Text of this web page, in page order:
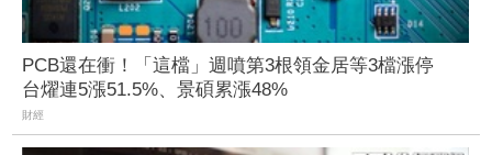
PCB還在衝！「這檔」週噴第3根領金居等3檔漲停
台燿連5漲51.5%、景碩累漲48%
財經